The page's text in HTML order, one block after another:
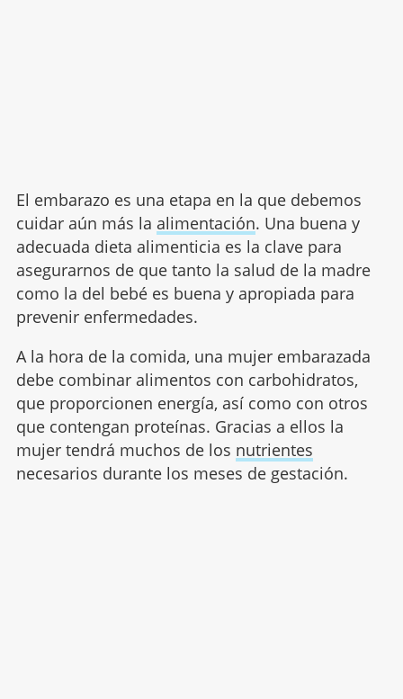
El embarazo es una etapa en la que debemos
cuidar aún más la alimentación. Una buena y
adecuada dieta alimenticia es la clave para
asegurarnos de que tanto la salud de la madre
como la del bebé es buena y apropiada para
prevenir enfermedades.
A la hora de la comida, una mujer embarazada
debe combinar alimentos con carbohidratos,
que proporcionen energía, así como con otros
que contengan proteínas. Gracias a ellos la
mujer tendrá muchos de los nutrientes
necesarios durante los meses de gestación.